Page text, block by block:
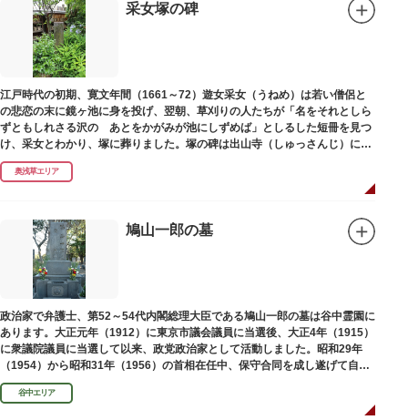
采女塚の碑
江戸時代の初期、寛文年間（1661～72）遊女采女（うねめ）は若い僧侶と
の悲恋の末に鏡ヶ池に身を投げ、翌朝、草刈りの人たちが「名をそれとしら
ずともしれさる沢の あとをかがみが池にしずめば」としるした短冊を見つ
け、采女とわかり、塚に葬りました。塚の碑は出山寺（しゅっさんじ）にあ
ります。
奥浅草エリア
鳩山一郎の墓
政治家で弁護士、第52～54代内閣総理大臣である鳩山一郎の墓は谷中霊園に
あります。大正元年（1912）に東京市議会議員に当選後、大正4年（1915）
に衆議院議員に当選して以来、政党政治家として活動しました。昭和29年
（1954）から昭和31年（1956）の首相在任中、保守合同を成し遂げて自由
民主党の初代総裁となり、日本とソビエト連邦の国交回復を実現しました。
谷中エリア